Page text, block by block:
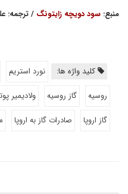
منبع: سود دویچه زایتونگ / ترجمه:
کلید واژه ها: نورد استریم
روسیه
گاز روسیه ولادیمیر
گاز اروپا
صادرات گاز به اروپا